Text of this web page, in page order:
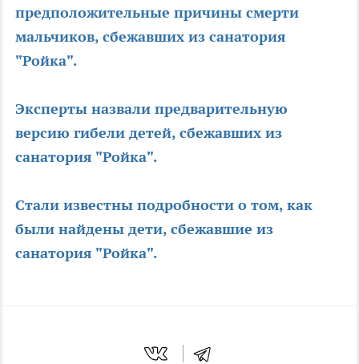
предположительные причины смерти
мальчиков, сбежавших из санатория
"Ройка".
Эксперты назвали предварительную
версию гибели детей, сбежавших из
санатория "Ройка".
Стали известны подробности о том, как
были найдены дети, сбежавшие из
санатория "Ройка".